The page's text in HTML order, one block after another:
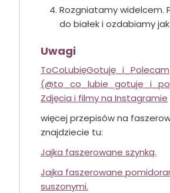
Rozgniatamy widelcem.
do białek i ozdabiamy
Uwagi
ToCoLubięGotuję_i_Polecam
Zdjęcia i filmy na Instagramie
więcej przepisów na
znajdziecie tu:
Jajka faszerowane szynką.
Jajka faszerowane
suszonymi.